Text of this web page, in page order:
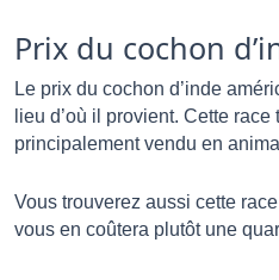
Prix du cochon
Le prix du cochon d’inde
lieu d’où il provient. Cette
principalement vendu en
Vous trouverez aussi cette
vous en coûtera plutôt une